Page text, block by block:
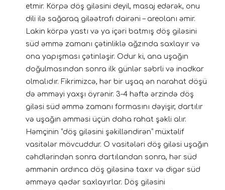
etmir. Körpə döş giləsini deyil, masaj edərək, onu
dili ilə sağaraq giləətrafı dairəni – areolanı əmir.
Lakin körpə yastı və ya içəri batmış döş giləsini
süd əmmə zamanı çətinliklə ağzında saxlayır və
ona yapışması çətinləşir. Odur ki, ana uşağın
doğulmasından sonra ilk günlər səbrli və inadkar
olmalıdır. Fikrimizcə, hər bir uşaq ən narahat döşü
də əmməyi yaxşı öyrənir. 3-4 həftə ərzində döş
giləsi süd əmmə zamanı formasını dəyişir, dartılır
və uşağın əmməsi üçün daha rahat şəkli alır.
Həmçinin “döş giləsini şəkilləndirən” müxtəlif
vasitələr mövcuddur. O vasitələri döş giləsi uşağın
cəhdlərindən sonra dartılandan sonra, hər süd
əmmənin ardınca döş giləsinə taxır və digər süd
əmməyə qədər saxlayırlar. Döş giləsini